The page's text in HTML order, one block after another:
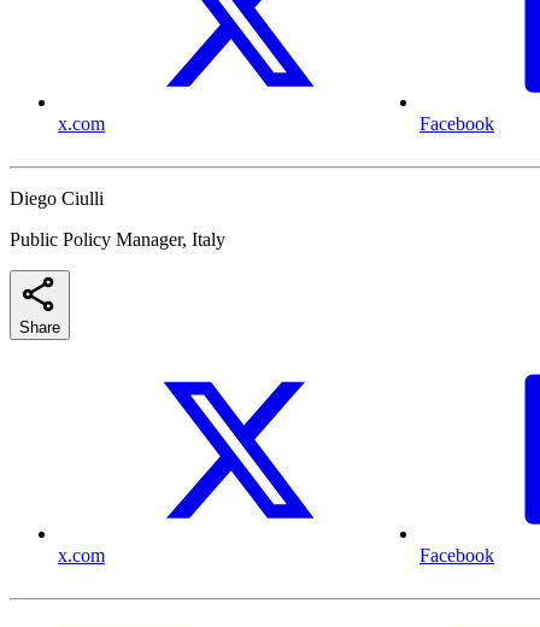
x.com Facebook
Diego Ciulli
Public Policy Manager, Italy
Share
x.com Facebook